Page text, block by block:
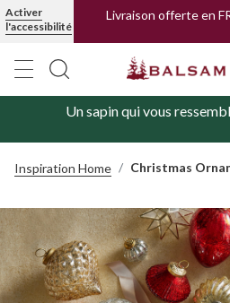
Activer
l'accessibilité
Livraison offerte en
Un sapin qui vous
Inspiration Home Christmas